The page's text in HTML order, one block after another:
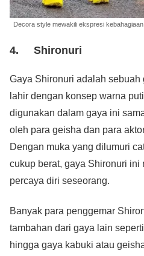
Decora style mewakili ekspresi
4. Shironuri
Gaya Shironuri adalah sebuah
lahir dengan konsep warna
digunakan dalam gaya ini
oleh para geisha dan para
Dengan muka yang dilumuri
cukup berat, gaya Shironuri ini
percaya diri seseorang.
Banyak para penggemar
tambahan dari gaya lain
hingga gaya kabuki atau